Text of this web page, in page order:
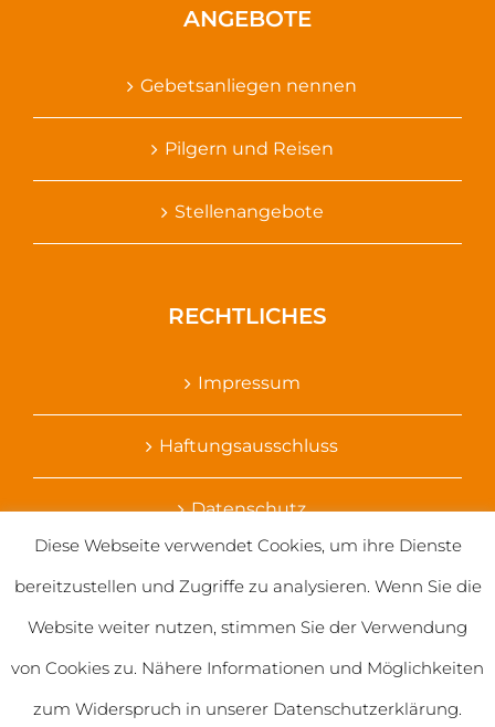
ANGEBOTE
Gebetsanliegen nennen
Pilgern und Reisen
Stellenangebote
RECHTLICHES
Impressum
Haftungsausschluss
Datenschutz
Diese Webseite verwendet Cookies, um ihre Dienste
bereitzustellen und Zugriffe zu analysieren. Wenn Sie die
Website weiter nutzen, stimmen Sie der Verwendung
von Cookies zu. Nähere Informationen und Möglichkeiten
zum Widerspruch in unserer Datenschutzerklärung.